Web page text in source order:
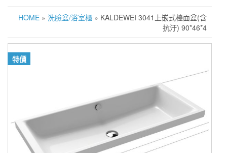
HOME » 洗臉盆/浴室櫃 » KALDEWEI 3041上嵌式檯面盆(含
抗汙) 90*46*4
特價